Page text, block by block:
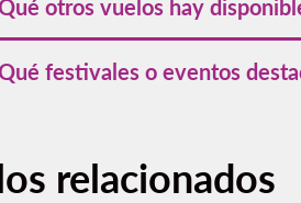
otros vuelos hay
y Houston.
festivales o eventos
de la música internacional.
relacionados